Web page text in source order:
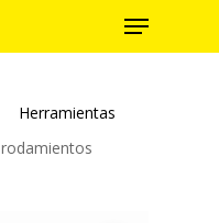
Herramientas